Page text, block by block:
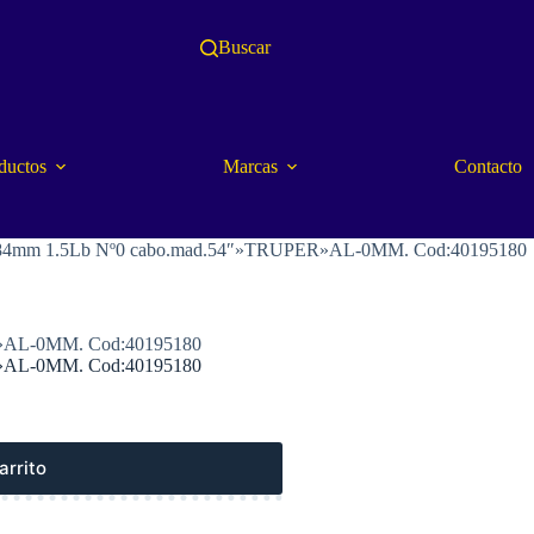
Buscar
Marcas Contacto
1.5Lb Nº0 cabo.mad.54″»TRUPER»AL-0MM. Cod:40195180
0MM. Cod:40195180
0MM. Cod:40195180